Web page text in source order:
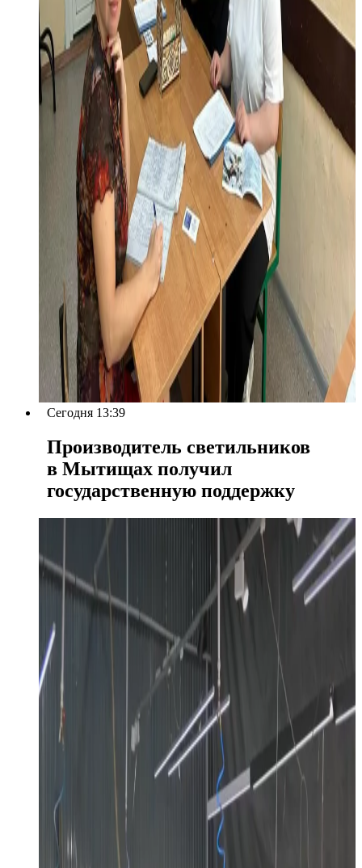
Сегодня 13:39
Производитель светильников
в Мытищах получил
государственную поддержку